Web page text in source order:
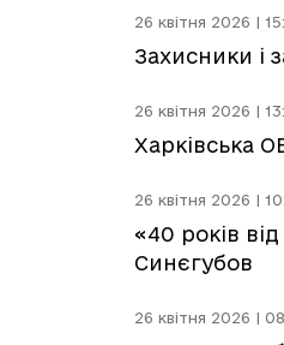
26 квітня 2026 |
Захисники і
26 квітня 2026 |
Харківська
26 квітня 2026 |
«40 років
Синєгубов
26 квітня 2026 |